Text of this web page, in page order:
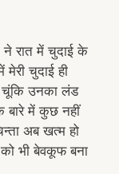
ने रात में चुदाई के
चुदाई ही
उनका लंड
बारे में कुछ नहीं
अब खत्म हो
भी बेवकूफ बना